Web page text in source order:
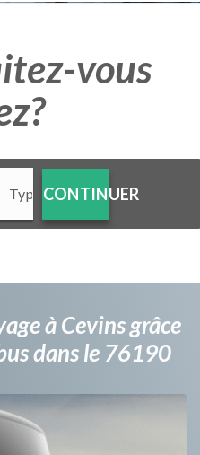
vous
CONTINUER
à Cevins grâce
dans le 76190